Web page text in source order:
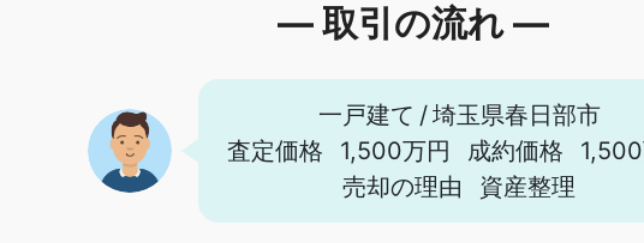
― 取引の流れ ―
一戸建て /埼玉県春日部市
査定価格
1,500万円 成約価格
売却の理由
資産整理